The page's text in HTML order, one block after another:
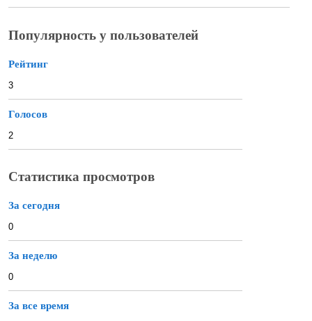
Популярность у пользователей
Рейтинг
3
Голосов
2
Статистика просмотров
За сегодня
0
За неделю
0
За все время